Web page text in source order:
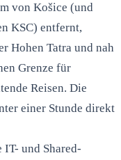
von Košice (und
KSC) entfernt,
Hohen Tatra und nah
Grenze für
Reisen. Die
einer Stunde direkt
IT- und Shared-